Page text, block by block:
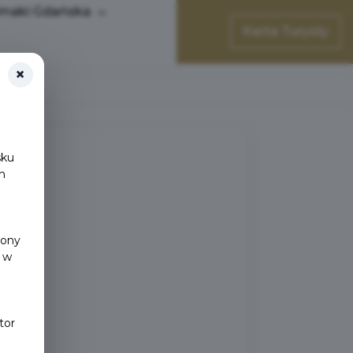
Gdańska
Karta Turysty
×
w